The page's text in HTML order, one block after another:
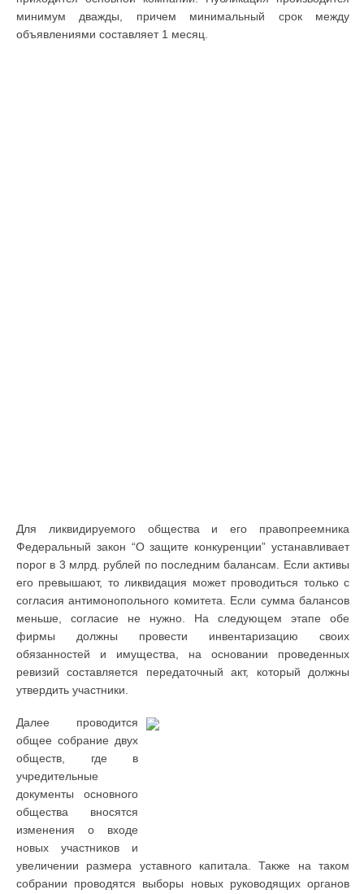
минимум дважды, причем минимальный срок между
объявлениями составляет 1 месяц.
Для ликвидируемого общества и его правопреемника
Федеральный закон “О защите конкуренции” устанавливает
порог в 3 млрд. рублей по последним балансам. Если активы
его превышают, то ликвидация может проводиться только с
согласия антимонопольного комитета. Если сумма балансов
меньше, согласие не нужно. На следующем этапе обе
фирмы должны провести инвентаризацию своих
обязанностей и имущества, на основании проведенных
ревизий составляется передаточный акт, который должны
утвердить участники.
Далее проводится
общее собрание двух
обществ, где в
учредительные
документы основного
общества вносятся
изменения о входе
новых участников и
увеличении размера уставного капитала. Также на таком
собрании проводятся выборы новых руководящих органов